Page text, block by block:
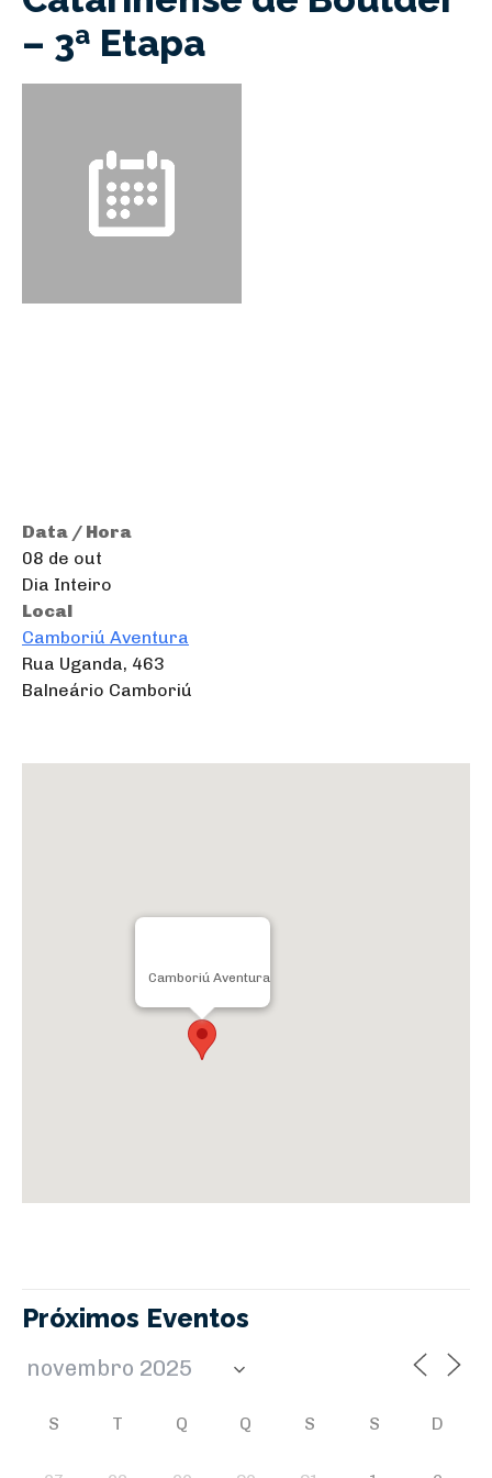
– 3ª Etapa
Data / Hora
08 de out
Dia Inteiro
Local
Camboriú Aventura
Rua Uganda, 463
Balneário Camboriú
Camboriú Aventura
Próximos Eventos
S T Q Q S S D